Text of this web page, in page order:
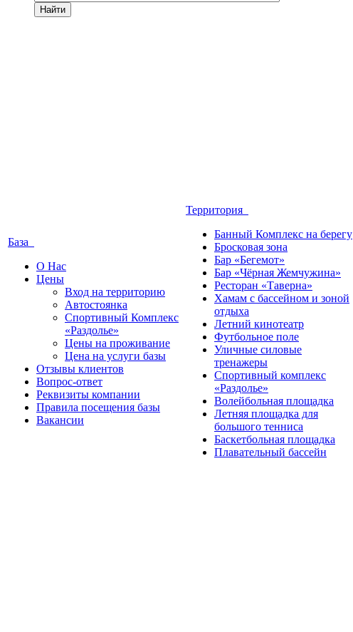
Найти
База
О Нас
Цены
Вход на территорию
Автостоянка
Спортивный Комплекс
«Раздолье»
Цены на проживание
Цена на услуги базы
Отзывы клиентов
Вопрос-ответ
Реквизиты компании
Правила посещения базы
Вакансии
Территория
Банный Комплекс на берегу
Бросковая зона
Бар «Бегемот»
Бар «Чёрная Жемчужина»
Ресторан «Таверна»
Хамам с бассейном и зоной
отдыха
Летний кинотеатр
Футбольное поле
Уличные силовые
тренажеры
Спортивный комплекс
«Раздолье»
Волейбольная площадка
Летняя площадка для
большого тенниса
Баскетбольная площадка
Плавательный бассейн